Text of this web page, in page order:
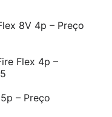
8V 4p – Preço
Flex 4p –
– Preço